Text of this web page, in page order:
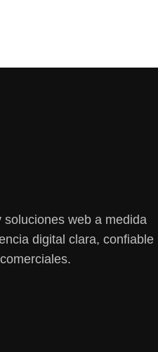
web a medida
digital clara, confiable